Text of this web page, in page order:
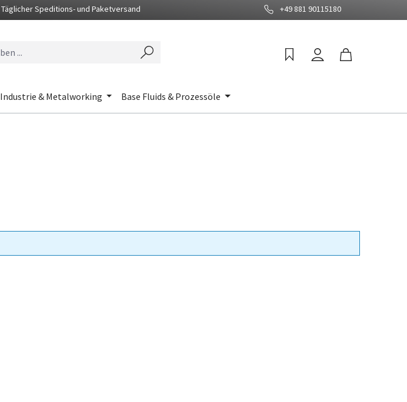
Speditions- und Paketversand +49 881 90115180
Industrie & Metalworking Base Fluids & Prozessöle